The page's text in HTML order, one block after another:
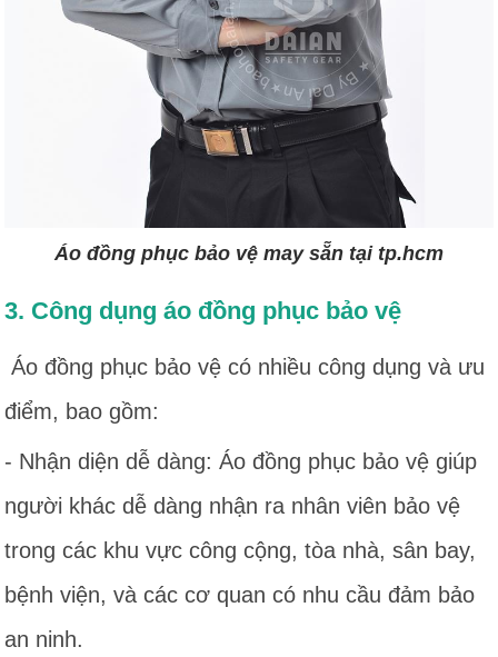
Áo đồng phục bảo vệ may sẵn tại tp.hcm
3. Công dụng áo đồng phục bảo vệ
Áo đồng phục bảo vệ có nhiều công dụng và ưu
điểm, bao gồm:
- Nhận diện dễ dàng: Áo đồng phục bảo vệ giúp
người khác dễ dàng nhận ra nhân viên bảo vệ
trong các khu vực công cộng, tòa nhà, sân bay,
bệnh viện, và các cơ quan có nhu cầu đảm bảo
an ninh.